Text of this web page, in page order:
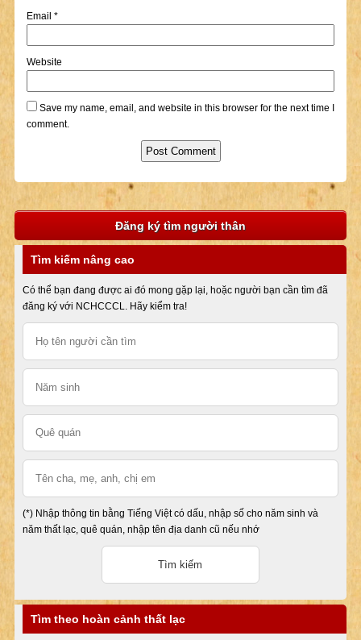
Email *
Website
Save my name, email, and website in this browser for the next time I
comment.
Đăng ký tìm người thân
Tìm kiếm nâng cao
Có thể bạn đang được ai đó mong gặp lại, hoặc người bạn cần tìm đã
đăng ký với NCHCCCL. Hãy kiểm tra!
(*) Nhập thông tin bằng Tiếng Việt có dấu, nhập số cho năm sinh và
năm thất lạc, quê quán, nhập tên địa danh cũ nếu nhớ
Tìm theo hoàn cảnh thất lạc